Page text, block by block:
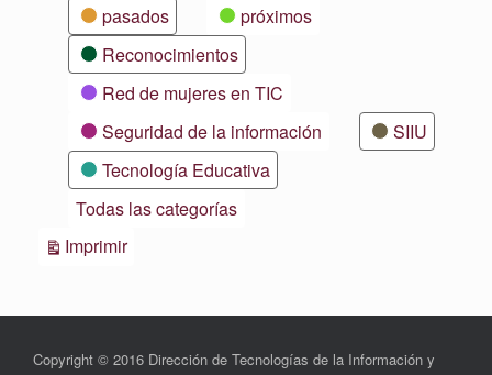
pasados
próximos
Reconocimientos
Red de mujeres en TIC
Seguridad de la información
SIIU
Tecnología Educativa
Todas las categorías
ImprimirVistas
Copyright © 2016 Dirección de Tecnologías de la Información y